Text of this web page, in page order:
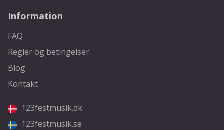
Information
FAQ
Regler og betingelser
Blog
Kontakt
123festmusik.dk
123festmusik.se